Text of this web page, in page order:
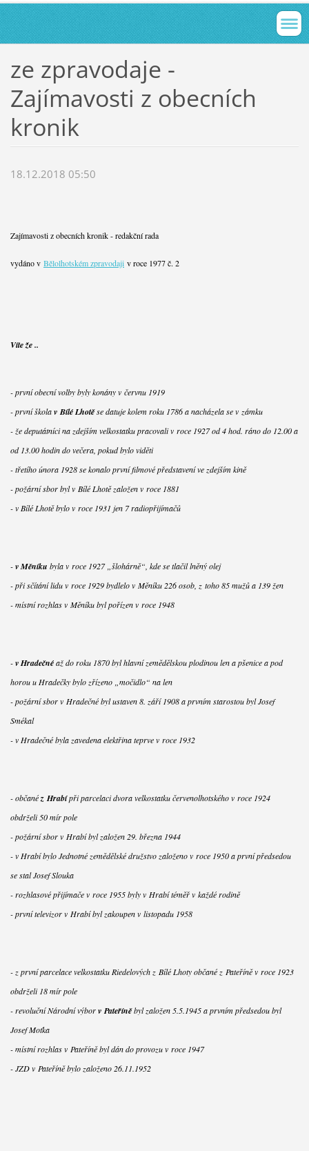
ze zpravodaje -
Zajímavosti z obecních
kronik
18.12.2018 05:50
Zajímavosti z obecních kronik - redakční rada
vydáno v Bělolhotském zpravodaji v roce 1977 č. 2
Víte že ..
- první obecní volby byly konány v červnu 1919
- první školav Bílé Lhotěse datuje kolem roku 1786 a nacházela se v zámku
- že deputátníci na zdejším velkostatku pracovali v roce 1927 od 4 hod. ráno do 12.00 a
od 13.00 hodin do večera, pokud bylo viděti
- třetího února 1928 se konalo první filmové představení ve zdejším kině
- požární sbor byl v Bílé Lhotě založen v roce 1881
- v Bílé Lhotě bylo v roce 1931 jen 7 radiopřijímačů
-v Měníku byla v roce 1927 „šlohárně“, kde se tlačil lněný olej
- při sčítání lidu v roce 1929 bydlelo v Měníku 226 osob, z toho 85 mužů a 139 žen
- místní rozhlas v Měníku byl pořízen v roce 1948
-v Hradečnéaž do roku 1870 byl hlavní zemědělskou plodinou len a pšenice a pod
horou u Hradečky bylo zřízeno „močidlo“ na len
- požární sbor v Hradečné byl ustaven 8. září 1908 a prvním starostou byl Josef
Smékal
- v Hradečné byla zavedena elektřina teprve v roce 1932
- občanéz Hrabípři parcelaci dvora velkostatku červenolhotského v roce 1924
obdrželi 50 mír pole
- požární sbor v Hrabí byl založen 29. března 1944
- v Hrabí bylo Jednotné zemědělské družstvo založeno v roce 1950 a první předsedou
se stal Josef Slouka
- rozhlasové přijímače v roce 1955 byly v Hrabí téměř v každé rodině
- první televizor v Hrabí byl zakoupen v listopadu 1958
- z první parcelace velkostatku Riedelových z Bílé Lhoty občané z Pateříně v roce 1923
obdrželi 18 mír pole
- revoluční Národní výborv Pateříněbyl založen 5.5.1945 a prvním předsedou byl
Josef Moťka
- místní rozhlas v Pateříně byl dán do provozu v roce 1947
- JZD v Pateříně bylo založeno 26.11.1952